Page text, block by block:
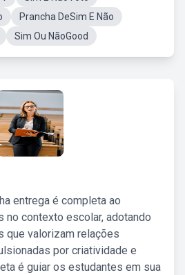
Prancha DeSim E Não
Sim Ou NãoGood
entrega é completa ao
no contexto escolar, adotando
que valorizam relações
por criatividade e
é guiar os estudantes em sua